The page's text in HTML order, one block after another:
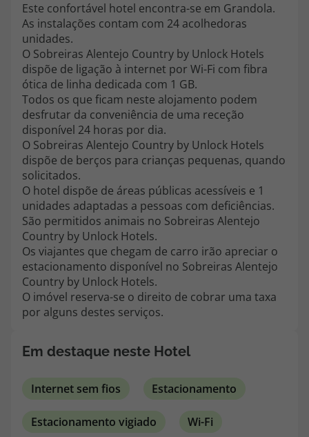
A sua agência de viagens Top Atlântico tem a preocupação de estar
sempre mais perto de si, para maior comodidade e total facilidade
na marcação das suas viagens, tem ainda ao seu dispor o nosso call
center a funcionar todos os dias úteis das 10:00 às 20:00 e Sábado
das 10:00 às 14:00.
topatlantico@topatlantico.com
Este confortável hotel encontra-se em Grandola.
As instalações contam com 24 acolhedoras
unidades.
O Sobreiras Alentejo Country by Unlock Hotels
dispõe de ligação à internet por Wi-Fi com fibra
ótica de linha dedicada com 1 GB.
Todos os que ficam neste alojamento podem
desfrutar da conveniência de uma receção
disponível 24 horas por dia.
O Sobreiras Alentejo Country by Unlock Hotels
dispõe de berços para crianças pequenas, quando
solicitados.
O hotel dispõe de áreas públicas acessíveis e 1
unidades adaptadas a pessoas com deficiências.
São permitidos animais no Sobreiras Alentejo
Country by Unlock Hotels.
Os viajantes que chegam de carro irão apreciar o
estacionamento disponível no Sobreiras Alentejo
Country by Unlock Hotels.
O imóvel reserva-se o direito de cobrar uma taxa
por alguns destes serviços.
Em destaque neste Hotel
Internet sem fios Estacionamento
Estacionamento vigiado Wi-Fi